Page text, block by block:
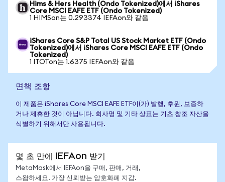
Hims & Hers Health (Ondo Tokenized)에서 iShares
Core MSCI EAFE ETF (Ondo Tokenized)
1 HIMSon는 0.293374 IEFAon와 같음
iShares Core S&P Total US Stock Market ETF (Ondo
Tokenized)에서 iShares Core MSCI EAFE ETF (Ondo
Tokenized)
1 ITOTon는 1.6375 IEFAon와 같음
면책 조항
이 제품은 iShares Core MSCI EAFE ETF이(가) 발행, 후원, 보증하
거나 제휴한 것이 아닙니다. 회사명 및 기타 상표는 기초 참조 자산을
식별하기 위해서만 사용됩니다.
몇 초 만에 IEFAon 받기
MetaMask에서 IEFAon을 구매, 판매, 거래,
스왑하세요. 가장 신뢰받는 암호화폐 지갑.